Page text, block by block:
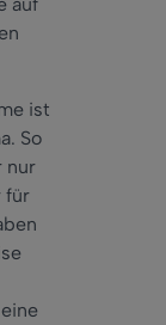
ist
So
nur
für